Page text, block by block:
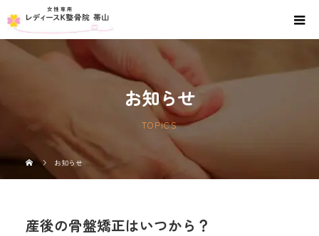
お知らせ
TOPICS
お知らせ
産後の骨盤矯正はいつから？